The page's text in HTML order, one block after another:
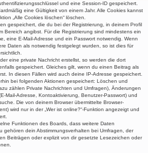
und eine Session-ID gespeichert.
eine Gültigkeit von einem Jahr. Alle Cookies kannst
„Alle Cookies löschen“ löschen.
gespeichert, die du bei der Registrierung, in deinem Profil
Bereich angibst. Für die Registrierung sind mindestens ein
eine E-Mail-Adresse und ein Passwort notwendig. Wenn
Daten als notwendig festgelegt wurden, so ist dies für
eine private Nachricht erstellst, so werden die dort
gespeichert. Gleiches gilt, wenn du einen Beitrag als
In diesen Fällen wird auch deine IP-Adresse gespeichert.
bei folgenden Aktionen gespeichert: Löschen und
zählen Private Nachrichten und Umfragen), Änderungen
Mail-Adresse, Kontoaktivierung, Benutzer-Passwort) und
Die von deinem Browser übermittelte Browser-
wird nur in der „Wer ist online?“-Funktion angezeigt und
Funktionen des Boards, dass weitere Daten
gehören dein Abstimmungsverhalten bei Umfragen, der
Beiträgen oder explizit von dir gesetzte Lesezeichen oder